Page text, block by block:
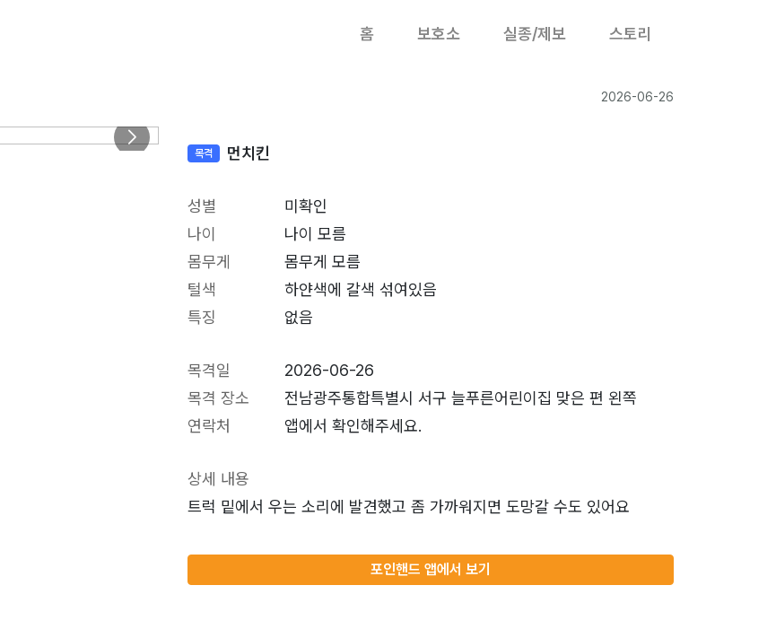
홈 보호소 실종/제보 스토리
2026-06-26
목격 먼치킨
성별
미확인
나이
나이 모름
몸무게
몸무게 모름
털색
하얀색에 갈색 섞여있음
특징
없음
목격일
2026-06-26
목격 장소
전남광주통합특별시 서구 늘푸른어린이집 맞은 편 왼쪽
연락처
앱에서 확인해주세요.
상세 내용
트럭 밑에서 우는 소리에 발견했고 좀 가까워지면 도망갈 수도 있어요
포인핸드 앱에서 보기